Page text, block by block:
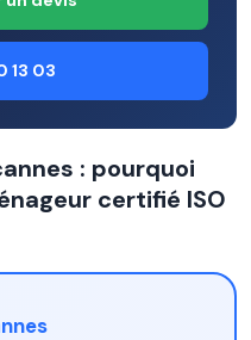
13 03
: pourquoi
certifié ISO